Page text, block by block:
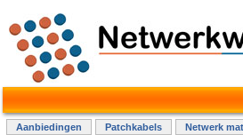
Aanbiedingen Patchkabels Netwerk